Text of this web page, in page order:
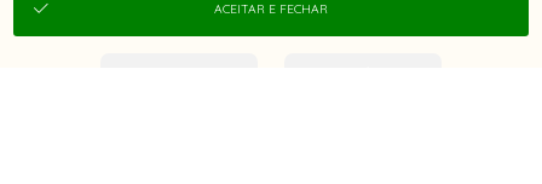
ACEITAR E FECHAR